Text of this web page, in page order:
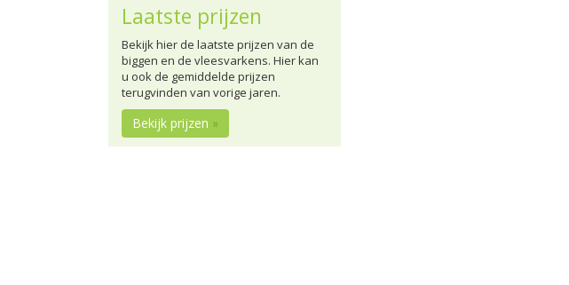
Laatste prijzen
Bekijk hier de laatste prijzen van de
biggen en de vleesvarkens. Hier kan
u ook de gemiddelde prijzen
terugvinden van vorige jaren.
Bekijk prijzen »